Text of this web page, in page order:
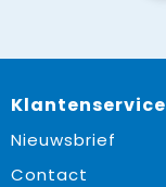
Klantenservice
Nieuwsbrief
Contact